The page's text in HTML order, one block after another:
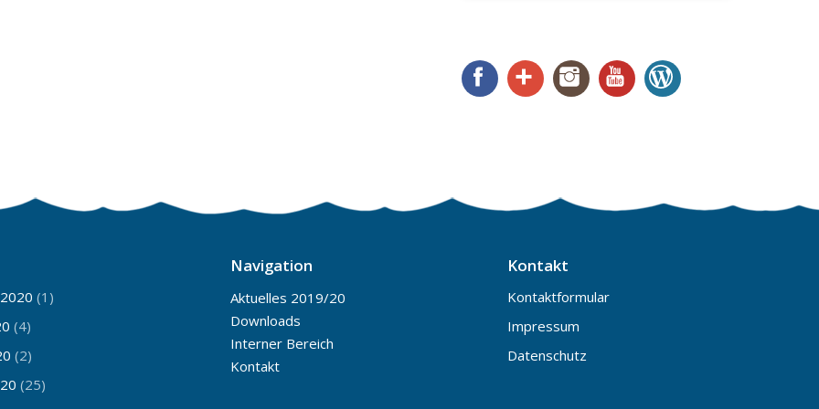
FacebookGoogle+ InstagramYouTube
(1)
(4)
(2)
(25)
Navigation
Aktuelles 2019/20
Downloads
Interner Bereich
Kontakt
Kontakt
Kontaktformular
Impressum
Datenschutz